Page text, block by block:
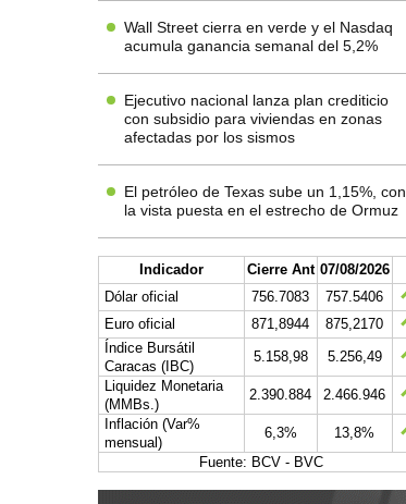
Wall Street cierra en verde y el Nasdaq
acumula ganancia semanal del 5,2%
Ejecutivo nacional lanza plan crediticio
con subsidio para viviendas en zonas
afectadas por los sismos
El petróleo de Texas sube un 1,15%, con
la vista puesta en el estrecho de Ormuz
Indicador Cierre Ant 07/08/2026
Dólar oficial
756.7083
757.5406
Euro oficial
871,8944
875,2170
Índice Bursátil
Caracas (IBC)
5.158,98
5.256,49
Liquidez Monetaria
(MMBs.)
2.390.884
2.466.946
Inflación (Var%
mensual)
6,3%
13,8%
Fuente: BCV - BVC